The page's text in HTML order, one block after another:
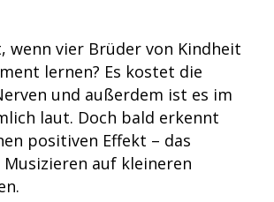
wenn vier Brüder von Kindheit
lernen? Es kostet die
und außerdem ist es im
laut. Doch bald erkennt
positiven Effekt – das
Musizieren auf kleineren